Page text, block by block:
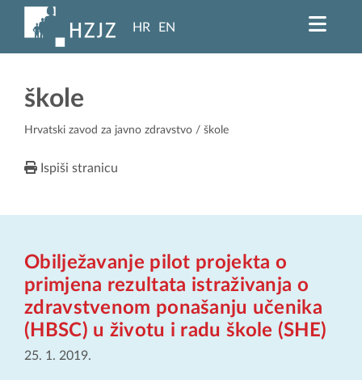
HR EN
škole
Hrvatski zavod za javno zdravstvo / škole
Ispiši stranicu
Obilježavanje pilot projekta o
primjena rezultata istraživanja o
zdravstvenom ponašanju učenika
(HBSC) u životu i radu škole (SHE)
25. 1. 2019.